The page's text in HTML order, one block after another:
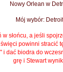
Nowy Orlean w
Mój wybór: Detroit
słońcu, a jeśli
powinni stracić
i dać biodra do
grę i Stewart